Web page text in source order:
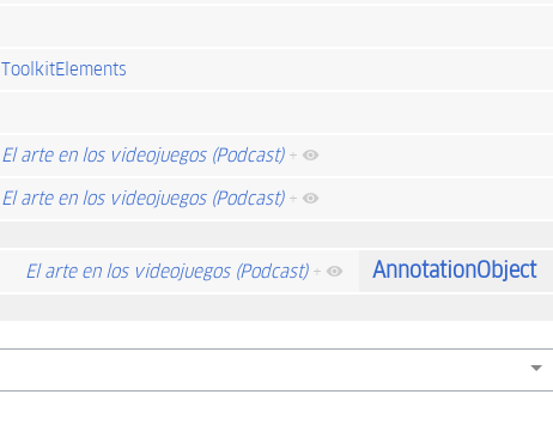
ToolkitElements
El arte en los videojuegos (Podcast) +
El arte en los videojuegos (Podcast) +
El arte en los videojuegos (Podcast) + AnnotationObject